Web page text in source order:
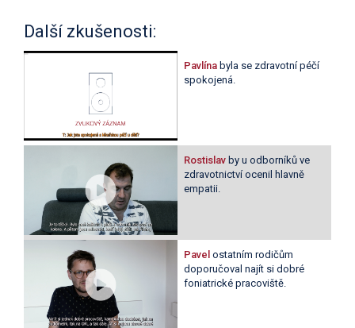
Další zkušenosti:
Pavlína byla se zdravotní péčí
spokojená.
Rostislav by u odborníků ve
zdravotnictví ocenil hlavně
empatii.
Pavel ostatním rodičům
doporučoval najít si dobré
foniatrické pracoviště.